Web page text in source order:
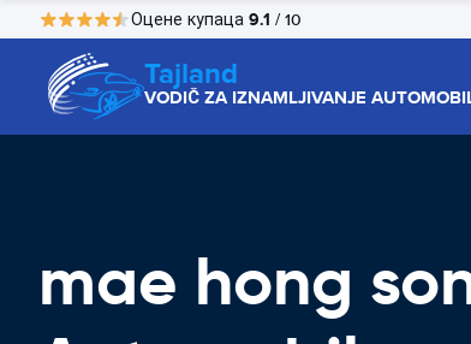
Оцене купаца 9.1 / 10
Tajland
VODIČ ZA IZNAMLJIVANJE
mae hong